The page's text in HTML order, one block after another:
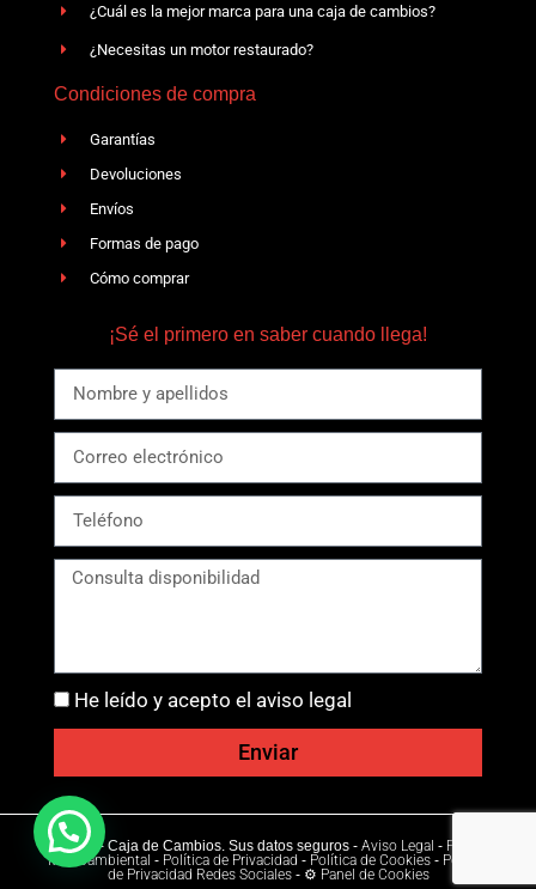
¿Cuál es la mejor marca para una caja de cambios?
¿Necesitas un motor restaurado?
Condiciones de compra
Garantías
Devoluciones
Envíos
Formas de pago
Cómo comprar
¡Sé el primero en saber cuando llega!
He leído y acepto el aviso legal
Enviar
Ⓒ 2026 - Caja de Cambios. Sus datos seguros - Aviso Legal - Política
Medioambiental - Política de Privacidad - Política de Cookies- Política
de Privacidad Redes Sociales- ⚙ Panel de Cookies